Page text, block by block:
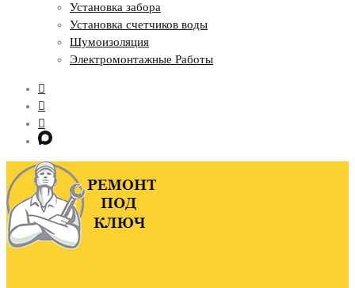
Установка забора
Установка счетчиков воды
Шумоизоляция
Электромонтажные Работы